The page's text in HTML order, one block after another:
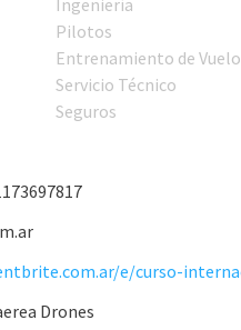
Ingeniería
Pilotos
Entrenamiento de Vuelo
Servicio Técnico
Seguros
Drones